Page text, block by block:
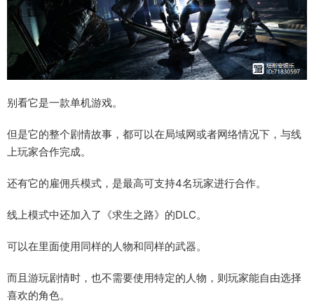
别看它是一款单机游戏。
但是它的整个剧情故事，都可以在局域网或者网络情况下，与线
上玩家合作完成。
还有它的雇佣兵模式，是最高可支持4名玩家进行合作。
线上模式中还加入了《求生之路》的DLC。
可以在里面使用同样的人物和同样的武器。
而且游玩剧情时，也不需要使用特定的人物，则玩家能自由选择
喜欢的角色。